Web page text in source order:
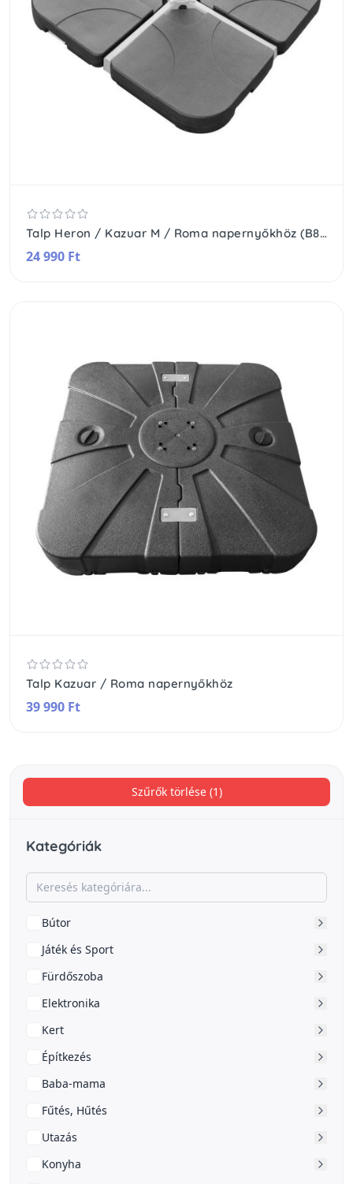
Szűrők törlése (1)
Kategóriák
Bútor
Játék és Sport
Fürdőszoba
Elektronika
Kert
Építkezés
Baba-mama
Fűtés, Hűtés
Utazás
Konyha
Talp Heron / Kazuar M / Roma napernyőkhöz (B88015A)
24 990 Ft
Talp Kazuar / Roma napernyőkhöz
39 990 Ft